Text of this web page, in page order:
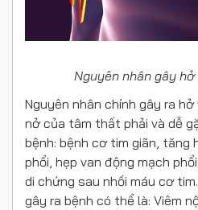
Nguyên nhân gây
Nguyên nhân chính gây ra
nở của tâm thất phải và dễ
bệnh: bệnh cơ tim giãn, tăng
phổi, hẹp van động mạch
di chứng sau nhồi máu cơ
gây ra bệnh có thể là: Viêm